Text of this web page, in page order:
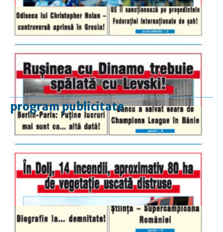
program publicitate
luni-vineri
9.00 - 17.00
duminică
9.00 - 12.00